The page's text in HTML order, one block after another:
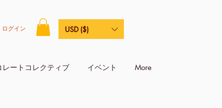
ートコレクティブ イベント More
ログイン USD ($)